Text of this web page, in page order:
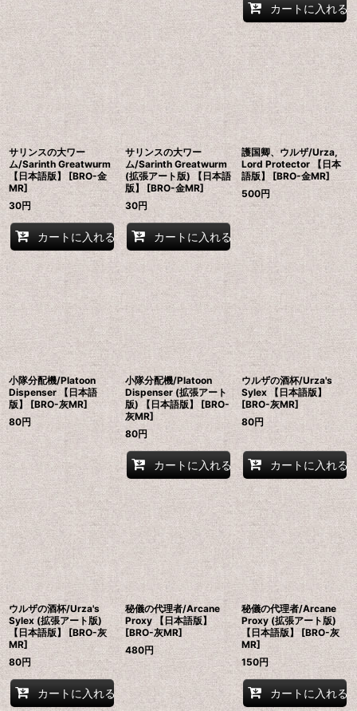
カートに入れる
サリンスの大ワー
ム/Sarinth Greatwurm
【日本語版】 [BRO-金
MR]
30円
カートに入れる
サリンスの大ワー
ム/Sarinth Greatwurm
(拡張アート版) 【日本語
版】 [BRO-金MR]
30円
カートに入れる
護国卿、ウルザ/Urza,
Lord Protector 【日本
語版】 [BRO-金MR]
500円
小隊分配機/Platoon
Dispenser 【日本語
版】 [BRO-灰MR]
80円
小隊分配機/Platoon
Dispenser (拡張アート
版) 【日本語版】 [BRO-
灰MR]
80円
カートに入れる
ウルザの酒杯/Urza's
Sylex 【日本語版】
[BRO-灰MR]
80円
カートに入れる
ウルザの酒杯/Urza's
Sylex (拡張アート版)
【日本語版】 [BRO-灰
MR]
80円
カートに入れる
秘儀の代理者/Arcane
Proxy 【日本語版】
[BRO-灰MR]
480円
秘儀の代理者/Arcane
Proxy (拡張アート版)
【日本語版】 [BRO-灰
MR]
150円
カートに入れる